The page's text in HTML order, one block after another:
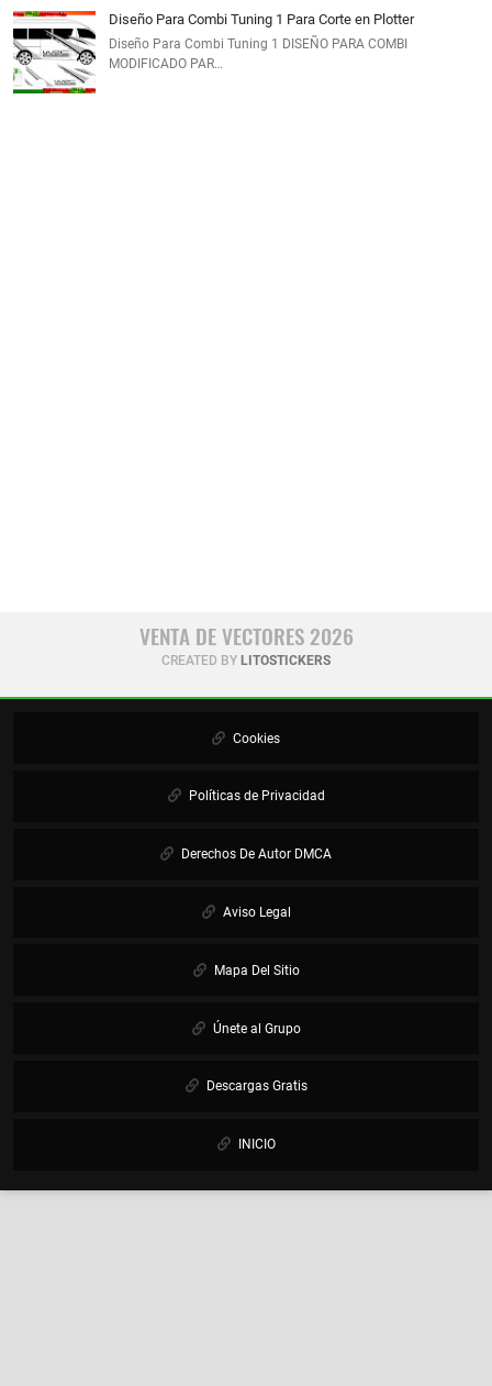
Diseño Para Combi Tuning 1 Para Corte en Plotter
Diseño Para Combi Tuning 1 DISEÑO PARA COMBI
MODIFICADO PAR…
VENTA DE VECTORES 2026
CREATED BY LITOSTICKERS
Cookies
Políticas de Privacidad
Derechos De Autor DMCA
Aviso Legal
Mapa Del Sitio
Únete al Grupo
Descargas Gratis
INICIO